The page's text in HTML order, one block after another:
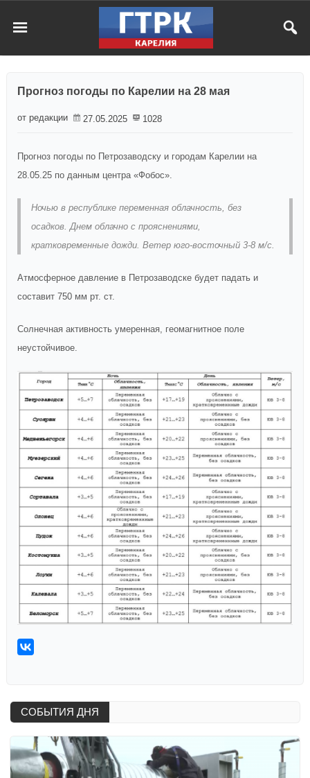
Прогноз погоды по Карелии на 28 мая
от редакции 27.05.2025 1028
Прогноз погоды по Петрозаводску и городам Карелии на
28.05.25 по данным центра «Фобос».
Ночью в республике переменная облачность, без
осадков. Днем облачно с прояснениями,
кратковременные дожди. Ветер юго-восточный 3-8 м/c.
Атмосферное давление в Петрозаводске будет падать и
составит 750 мм рт. ст.
Солнечная активность умеренная, геомагнитное поле
неустойчивое.
СОБЫТИЯ ДНЯ